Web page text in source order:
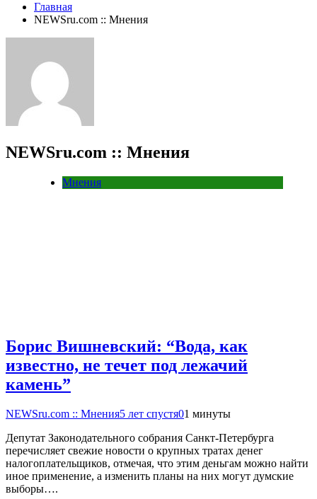
Главная
NEWSru.com :: Мнения
NEWSru.com :: Мнения
Мнения
Борис Вишневский: “Вода, как
известно, не течет под лежачий
камень”
NEWSru.com :: Мнения5 лет спустя01 минуты
Депутат Законодательного собрания Санкт-Петербурга
перечисляет свежие новости о крупных тратах денег
налогоплательщиков, отмечая, что этим деньгам можно найти
иное применение, а изменить планы на них могут думские
выборы….